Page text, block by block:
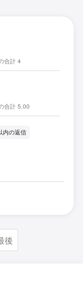
合計 4
合計 5.00
内の返信
後